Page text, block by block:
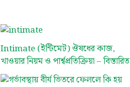
Intimate (ইন্টিমেট) ঔষধের কাজ,
খাওয়ার নিয়ম ও পার্শ্বপ্রতিক্রিয়া – বিস্তারিত